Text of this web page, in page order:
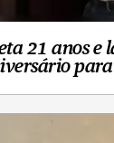
21 anos e
para